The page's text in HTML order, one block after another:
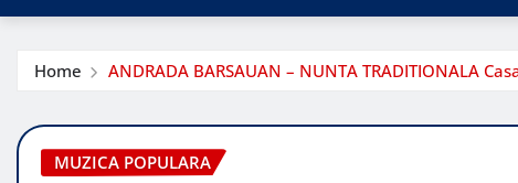
Home ANDRADA BARSAUAN – NUNTA TRADITIONALA
MUZICA POPULARA